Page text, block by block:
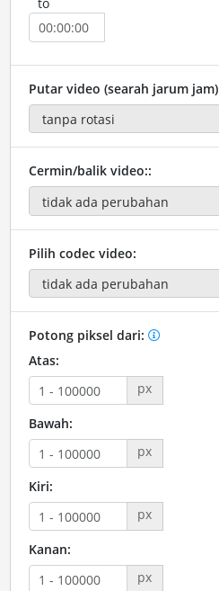
to
Putar video (searah jarum
Cermin/balik video::
Pilih codec video:
Potong piksel dari:
Atas:
px
Bawah:
px
Kiri:
px
Kanan:
px